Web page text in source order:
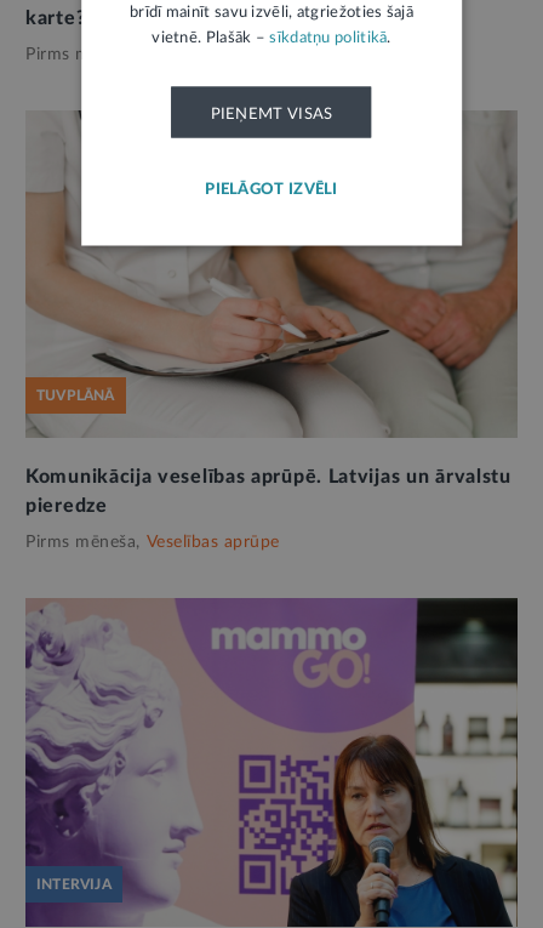
karte?
Pirms mēneša,
TUVPLĀNĀ
Komunikācija veselības aprūpē. Latvijas un ārvalstu
pieredze
Pirms mēneša, Veselības aprūpe
INTERVIJA
brīdī mainīt savu izvēli, atgriežoties šajā
vietnē. Plašāk –sīkdatņu politikā.
PIEŅEMT VISAS
PIELĀGOT IZVĒLI